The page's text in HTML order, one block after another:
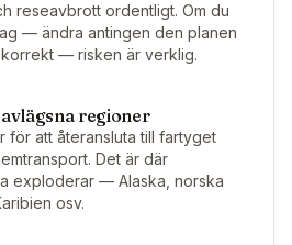
reseavbrott ordentligt. Om du
— ändra antingen den planen
— risken är verklig.
regioner
för att återansluta till fartyget
Det är där
exploderar — Alaska, norska
osv.